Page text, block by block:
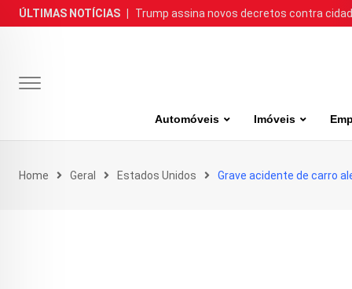
Skip
to
ÚLTIMAS NOTÍCIAS Trump assina novos decretos contra
Automóveis Imóveis
Home Geral Estados Unidos Grave acidente de carro